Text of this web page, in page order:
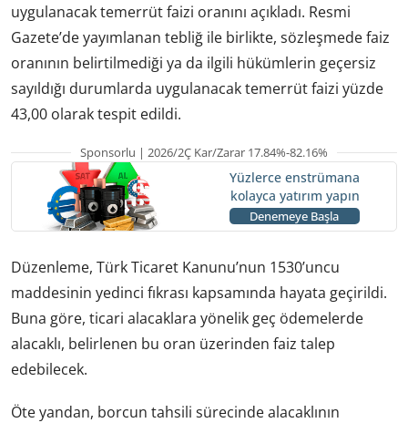
uygulanacak temerrüt faizi oranını açıkladı. Resmi
Gazete’de yayımlanan tebliğ ile birlikte, sözleşmede faiz
oranının belirtilmediği ya da ilgili hükümlerin geçersiz
sayıldığı durumlarda uygulanacak temerrüt faizi yüzde
43,00 olarak tespit edildi.
Sponsorlu | 2026/2Ç Kar/Zarar 17.84%-82.16%
Yüzlerce enstrümana
kolayca yatırım yapın
Denemeye Başla
Düzenleme, Türk Ticaret Kanunu’nun 1530’uncu
maddesinin yedinci fıkrası kapsamında hayata geçirildi.
Buna göre, ticari alacaklara yönelik geç ödemelerde
alacaklı, belirlenen bu oran üzerinden faiz talep
edebilecek.
Öte yandan, borcun tahsili sürecinde alacaklının